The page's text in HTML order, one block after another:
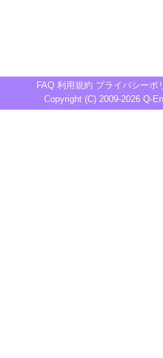
FAQ 利用規約 プライバシーポ
Copyright (C) 2009-2026 Q-